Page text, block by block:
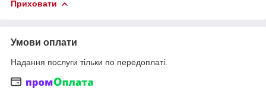
Приховати
Умови оплати
Надання послуги тільки по передоплаті.